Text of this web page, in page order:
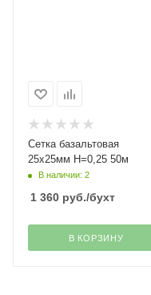
Сетка базальтовая
25х25мм H=0,25 50м
В наличии: 2
1 360 руб./бухт
В КОРЗИНУ